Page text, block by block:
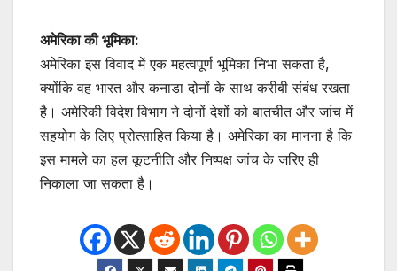
अमेरिका की भूमिका:
अमेरिका इस विवाद में एक महत्वपूर्ण भूमिका निभा सकता है,
क्योंकि वह भारत और कनाडा दोनों के साथ करीबी संबंध रखता
है। अमेरिकी विदेश विभाग ने दोनों देशों को बातचीत और जांच में
सहयोग के लिए प्रोत्साहित किया है। अमेरिका का मानना है कि
इस मामले का हल कूटनीति और निष्पक्ष जांच के जरिए ही
निकाला जा सकता है।